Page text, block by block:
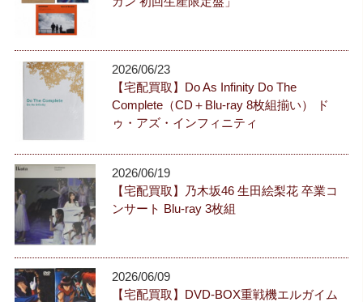
2026/06/23
【宅配買取】Do As Infinity Do The
Complete（CD＋Blu-ray 8枚組揃い） ド
ゥ・アズ・インフィニティ
2026/06/19
【宅配買取】乃木坂46 生田絵梨花 卒業コ
ンサート Blu-ray 3枚組
2026/06/09
【宅配買取】DVD-BOX重戦機エルガイム